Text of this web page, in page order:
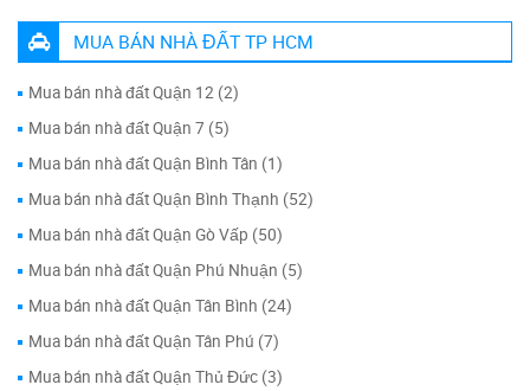
MUA BÁN NHÀ ĐẤT TP HCM
Mua bán nhà đất Quận 12 (2)
Mua bán nhà đất Quận 7 (5)
Mua bán nhà đất Quận Bình Tân (1)
Mua bán nhà đất Quận Bình Thạnh (52)
Mua bán nhà đất Quận Gò Vấp (50)
Mua bán nhà đất Quận Phú Nhuận (5)
Mua bán nhà đất Quận Tân Bình (24)
Mua bán nhà đất Quận Tân Phú (7)
Mua bán nhà đất Quận Thủ Đức (3)